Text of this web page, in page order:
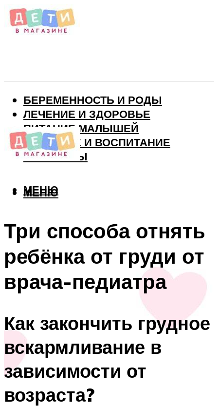
БЕРЕМЕННОСТЬ И РОДЫ
ЛЕЧЕНИЕ И ЗДОРОВЬЕ
ПИТАНИЕ МАЛЫШЕЙ
РАЗВИТИЕ И ВОСПИТАНИЕ
ВИТАМИНЫ
МЕНЮ
МЕНЮ
Три способа отнять
ребёнка от груди от
врача-педиатра
Как закончить грудное
вскармливание в
зависимости от
возраста?